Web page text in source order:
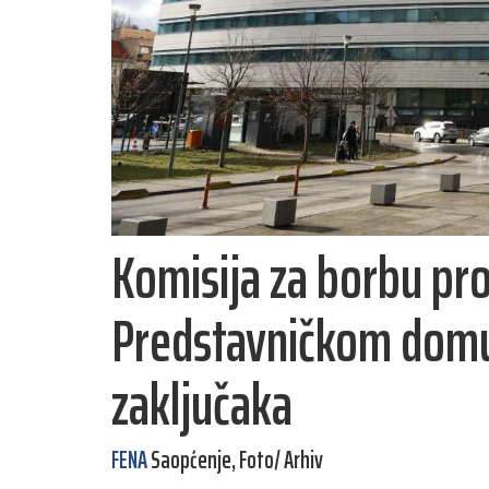
Komisija za borbu
Predstavničkom
zaključaka
FENASaopćenje, Foto/ Arhiv